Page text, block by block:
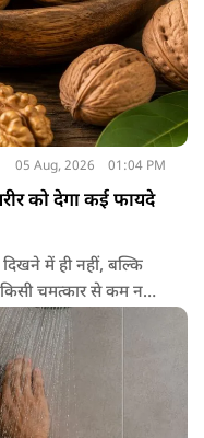
05 Aug, 2026 01:04 PM
को देगा कई फायदे
में ही नहीं, बल्कि
चमत्कार से कम नहीं
को भी अंदर से मजबूत और
और
आइए विस्तार से जानते